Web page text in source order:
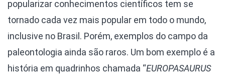
popularizar conhecimentos científicos tem se
tornado cada vez mais popular em todo o mundo,
inclusive no Brasil. Porém, exemplos do campo da
paleontologia ainda são raros. Um bom exemplo é a
história em quadrinhos chamada “EUROPASAURUS